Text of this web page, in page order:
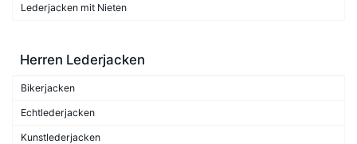
Lederjacken mit Nieten
Herren Lederjacken
Bikerjacken
Echtlederjacken
Kunstlederjacken